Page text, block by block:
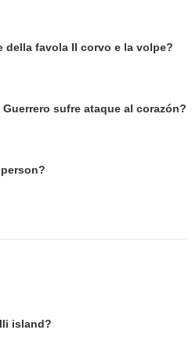
della favola Il corvo e la volpe?
sufre ataque al corazón?
island?